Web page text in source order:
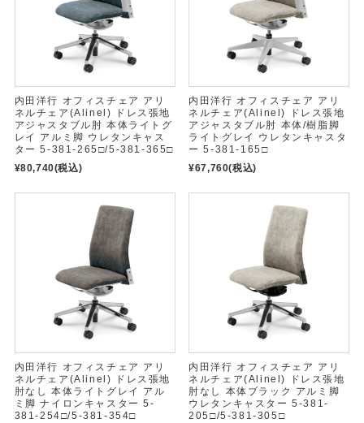
内田洋行 オフィスチェア アリ
ネルチェア(Alinel) ドレス張地
アジャスタブル肘 本体ライトグ
レイ アルミ脚 ウレタンキャス
ター 5-381-265□/5-381-365□
¥80,740(税込)
内田洋行 オフィスチェア アリ
ネルチェア(Alinel) ドレス張地
アジャスタブル肘 本体/樹脂脚
ライトグレイ ウレタンキャスタ
ー 5-381-165□
¥67,760(税込)
内田洋行 オフィスチェア アリ
ネルチェア(Alinel) ドレス張地
肘なし 本体ライトグレイ アル
ミ脚 ナイロンキャスター 5-
381-254□/5-381-354□
内田洋行 オフィスチェア アリ
ネルチェア(Alinel) ドレス張地
肘なし 本体ブラック アルミ脚
ウレタンキャスター 5-381-
205□/5-381-305□